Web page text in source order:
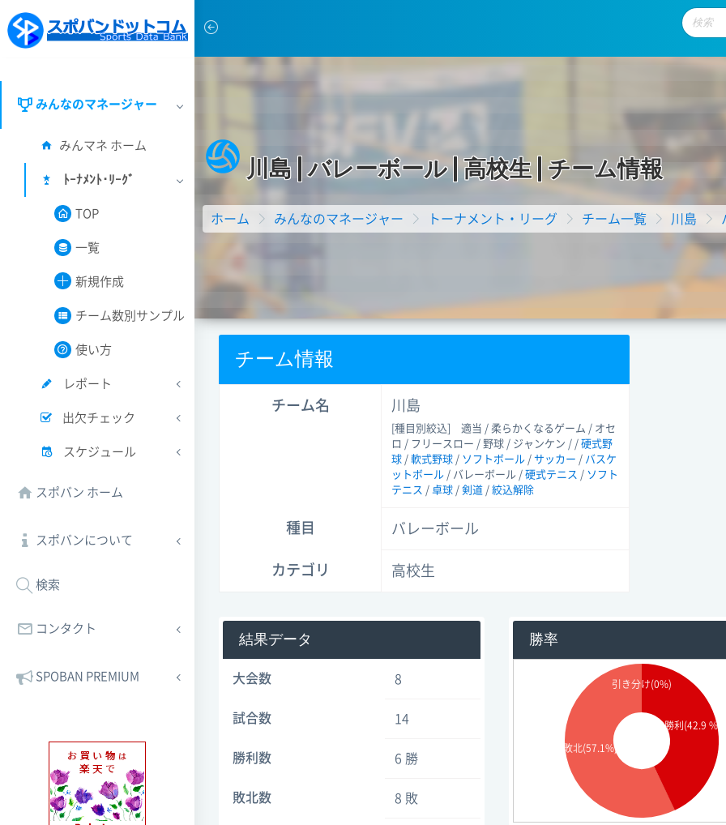
みんなのマネージャー
みんマネ ホーム
ﾄｰﾅﾒﾝﾄ･ﾘｰｸﾞ
TOP
一覧
新規作成
チーム数別サンプル
使い方
レポート
出欠チェック
スケジュール
スポバン ホーム
スポバンについて
検索
コンタクト
SPOBAN PREMIUM
川島 バレーボール|高校生 チーム情報
ホーム みんなのマネージャー トーナメント・リーグ チーム一覧 川島
チーム情報
チーム名 川島
[種目別絞込]
適当 / 柔らかくなるゲーム / オセ
ロ / フリースロー / 野球 / ジャンケン / / 硬式野
球 / 軟式野球 / ソフトボール / サッカー / バスケ
ットボール / バレーボール / 硬式テニス / ソフト
テニス / 卓球 / 剣道 / 絞込解除
種目 バレーボール
カテゴリ 高校生
結果データ
大会数 8
試合数 14
勝利数 6 勝
敗北数 8 敗
勝率
勝利(42.9 %)
敗北(57.1%)
引き分け(0%)